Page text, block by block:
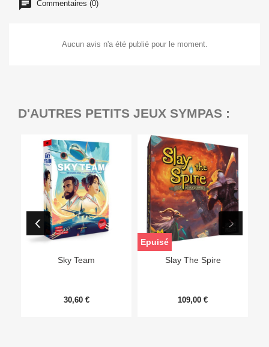
Commentaires (0)
Aucun avis n'a été publié pour le moment.
D'AUTRES PETITS JEUX SYMPAS :
Sky Team
30,60 €
Slay The Spire
109,00 €
Epuisé